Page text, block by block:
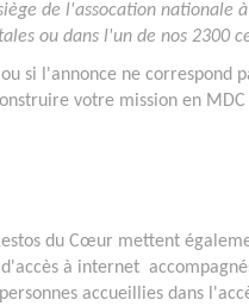
de l'assocation nationale
ou dans l'un de nos 2300
si l'annonce ne correspond
votre mission en
du Cœur mettent
à internet
accueillies dans